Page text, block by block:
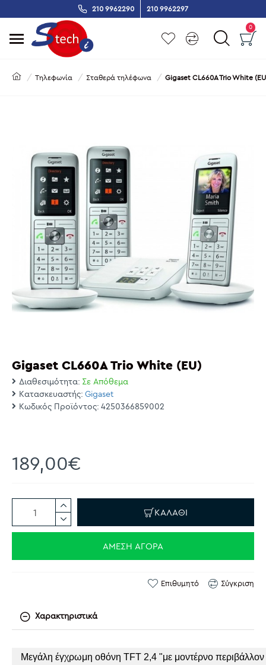
210 9962290 210 9962297
0
Τηλεφωνία Σταθερά τηλέφωνα Gigaset CL660A Trio White
Gigaset CL660A Trio White (EU)
Διαθεσιμότητα: Σε Απόθεμα
Κατασκευαστής: Gigaset
Κωδικός Προϊόντος: 4250366859002
189,00€
ΚΑΛΆΘΙ
ΆΜΕΣΗ ΑΓΟΡΆ
Επιθυμητό Σύγκριση
Χαρακτηριστικά
Μεγάλη έγχρωμη οθόνη TFT 2,4 "με μοντέρνο